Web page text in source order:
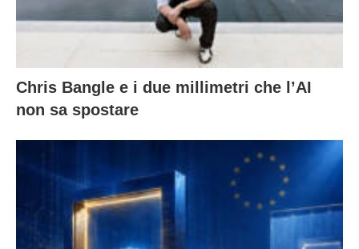
Chris Bangle e i due millimetri che l’AI
non sa spostare